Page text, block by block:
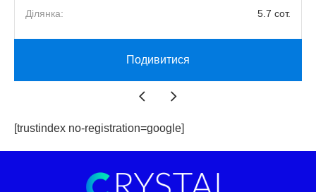
Ділянка:
5.7 сот.
Подивитися
[trustindex no-registration=google]